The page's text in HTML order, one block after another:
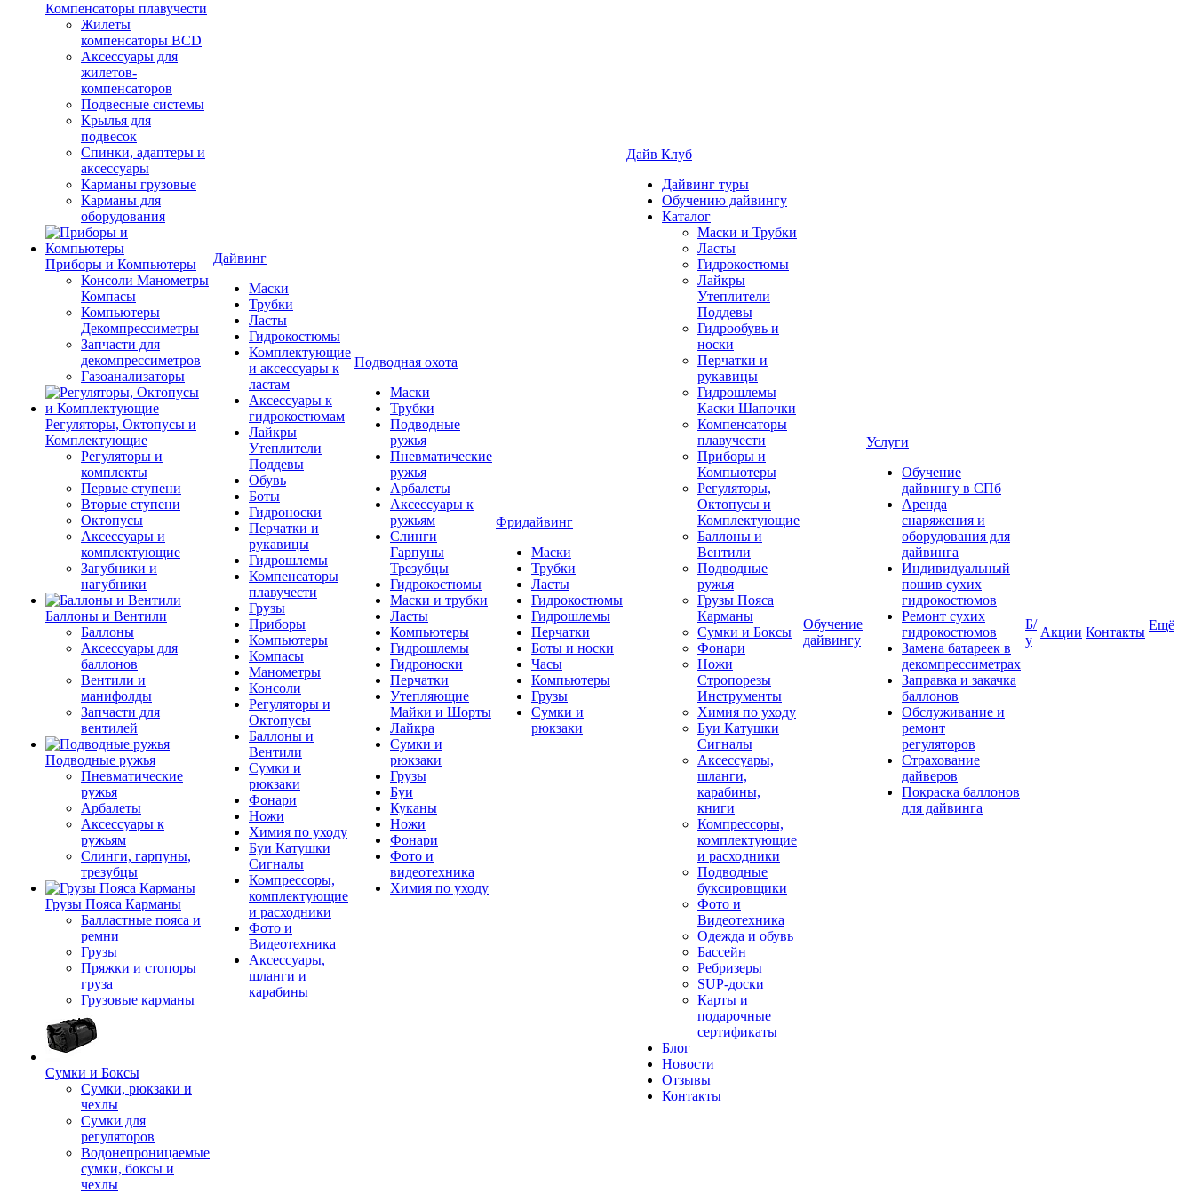
Компенсаторы плавучести
Жилеты
компенсаторы BCD
Аксессуары для
жилетов-
компенсаторов
Подвесные системы
Крылья для
подвесок
Спинки, адаптеры и
аксессуары
Карманы грузовые
Карманы для
оборудования
Приборы и Компьютеры
Консоли Манометры
Компасы
Компьютеры
Декомпрессиметры
Запчасти для
декомпрессиметров
Газоанализаторы
Регуляторы, Октопусы и
Комплектующие
Регуляторы и
комплекты
Первые ступени
Вторые ступени
Октопусы
Аксессуары и
комплектующие
Загубники и
нагубники
Баллоны и Вентили
Баллоны
Аксессуары для
баллонов
Вентили и
манифолды
Запчасти для
вентилей
Подводные ружья
Пневматические
ружья
Арбалеты
Аксессуары к
ружьям
Слинги, гарпуны,
трезубцы
Грузы Пояса Карманы
Балластные пояса и
ремни
Грузы
Пряжки и стопоры
груза
Грузовые карманы
Сумки и Боксы
Сумки, рюкзаки и
чехлы
Сумки для
регуляторов
Водонепроницаемые
сумки, боксы и
чехлы
Дайвинг
Маски
Трубки
Ласты
Гидрокостюмы
Комплектующие
и аксессуары к
ластам
Аксессуары к
гидрокостюмам
Лайкры
Утеплители
Поддевы
Обувь
Боты
Гидроноски
Перчатки и
рукавицы
Гидрошлемы
Компенсаторы
плавучести
Грузы
Приборы
Компьютеры
Компасы
Манометры
Консоли
Регуляторы и
Октопусы
Баллоны и
Вентили
Сумки и
рюкзаки
Фонари
Ножи
Химия по уходу
Буи Катушки
Сигналы
Компрессоры,
комплектующие
и расходники
Фото и
Видеотехника
Аксессуары,
шланги и
карабины
Подводная охота
Маски
Трубки
Подводные
ружья
Пневматические
ружья
Арбалеты
Аксессуары к
ружьям
Слинги
Гарпуны
Трезубцы
Гидрокостюмы
Маски и трубки
Ласты
Компьютеры
Гидрошлемы
Гидроноски
Перчатки
Утепляющие
Майки и Шорты
Лайкра
Сумки и
рюкзаки
Грузы
Буи
Куканы
Ножи
Фонари
Фото и
видеотехника
Химия по уходу
Фридайвинг
Маски
Трубки
Ласты
Гидрокостюмы
Гидрошлемы
Перчатки
Боты и носки
Часы
Компьютеры
Грузы
Сумки и
рюкзаки
Дайв Клуб
Дайвинг туры
Обучению дайвингу
Каталог
Маски и Трубки
Ласты
Гидрокостюмы
Лайкры
Утеплители
Поддевы
Гидрообувь и
носки
Перчатки и
рукавицы
Гидрошлемы
Каски Шапочки
Компенсаторы
плавучести
Приборы и
Компьютеры
Регуляторы,
Октопусы и
Комплектующие
Баллоны и
Вентили
Подводные
ружья
Грузы Пояса
Карманы
Сумки и Боксы
Фонари
Ножи
Стропорезы
Инструменты
Химия по уходу
Буи Катушки
Сигналы
Аксессуары,
шланги,
карабины,
книги
Компрессоры,
комплектующие
и расходники
Подводные
буксировщики
Фото и
Видеотехника
Одежда и обувь
Бассейн
Ребризеры
SUP-доски
Карты и
подарочные
сертификаты
Блог
Новости
Отзывы
Контакты
Обучение
дайвингу
Услуги
Обучение
дайвингу в СПб
Аренда
снаряжения и
оборудования для
дайвинга
Индивидуальный
пошив сухих
гидрокостюмов
Ремонт сухих
гидрокостюмов
Замена батареек в
декомпрессиметрах
Заправка и закачка
баллонов
Обслуживание и
ремонт
регуляторов
Страхование
дайверов
Покраска баллонов
для дайвинга
Б/
у
Акции Контакты Ещё